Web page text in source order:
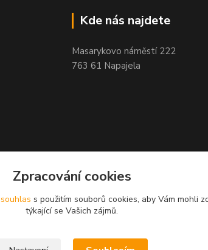
Kde nás najdete
Masarykovo náměstí 222
763 61 Napajela
Zpracování cookies
souhlas s použitím souborů cookies, aby Vám mohli
týkající se Vašich zájmů.